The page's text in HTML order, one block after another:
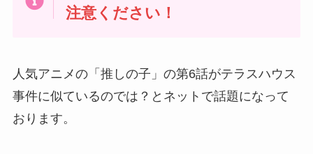
注意ください！
人気アニメの「推しの子」の第6話がテラスハウス
事件に似ているのでは？とネットで話題になって
おります。